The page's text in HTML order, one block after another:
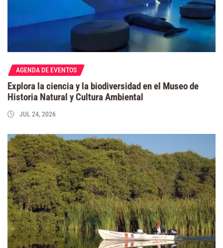
AGENDA DE EVENTOS
Explora la ciencia y la biodiversidad en el Museo de
Historia Natural y Cultura Ambiental
JUL 24, 2026